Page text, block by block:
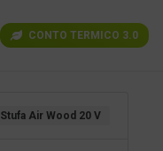
CONTO TERMICO 3.0
Stufa Air Wood 20 V